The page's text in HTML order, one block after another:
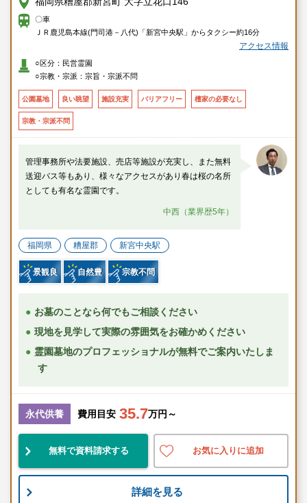
〇車
ＪＲ鹿児島本線(門司港－八代)「新宮中央駅」からタクシー約16分
アクセス情報
○区分：民営霊園
○宗教・宗派：宗旨・宗派不問
公園墓地 良い眺望 施設充実 バリアフリー 檀家の必要なし
宗教・宗派不問
管理事務所や法要施設、売店等施設が充実し、また無料
送迎バス等もあり、様々なアクセスがあり春は桜の名所
としても有名な霊園です。
中西（業界歴5年）
福岡県 糟屋郡 新宮中央駅
景観良 自然豊 宗教不問
お墓のことなら何でもご相談ください
現地を見学して実際の雰囲気をお確かめください
霊園墓地のプロフェッショナルが無料でご案内いたしま
す
永代供養 費用目安 35.7万円～
無料で資料請求する お気に入りに追加
詳細を見る